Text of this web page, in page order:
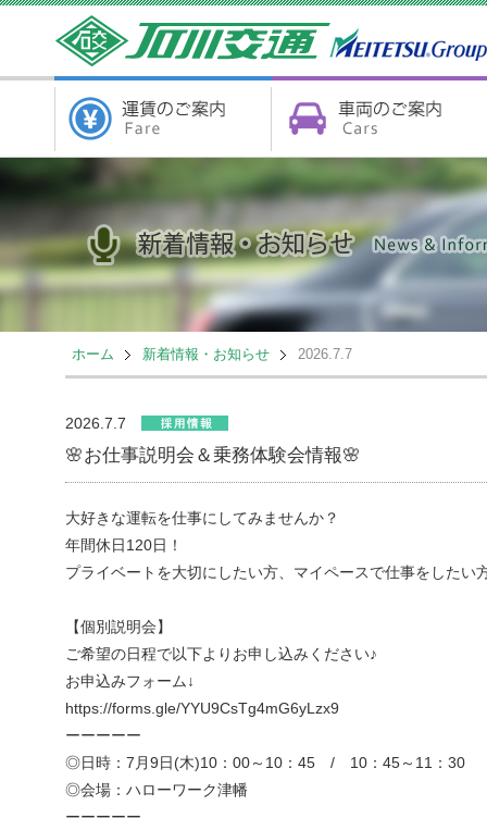
ホーム 新着情報・お知らせ 2026.7.7
2026.7.7
🌸お仕事説明会＆乗務体験会情報🌸
大好きな運転を仕事にしてみませんか？
年間休日120日！
プライベートを大切にしたい方、マイペースで仕事をしたい
【個別説明会】
ご希望の日程で以下よりお申し込みください♪
お申込みフォーム↓
https://forms.gle/YYU9CsTg4mG6yLzx9
ーーーーー
◎日時：7月9日(木)10：00～10：45 / 10：45～11：30
◎会場：ハローワーク津幡